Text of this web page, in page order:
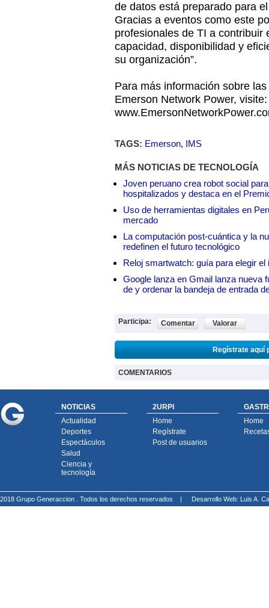
de datos está preparado para
Gracias a eventos como este
profesionales de TI a contribuir
capacidad, disponibilidad y
su organización”.
Para más información sobre
Emerson Network Power, visite:
TAGS: Emerson, IMS
MÁS NOTICIAS DE TECNOLOGÍA
Joven peruano crea robot social
hospitalizados y destaca en el
Uso de herramientas digitales en
mercado
La computación post-cuántica y la
redefinen el futuro tecnológico
Reloj smartwatch: guía para elegir el
Google lanza en Gmail lanza nueva
de y ordenar la bandeja de entrada
Participa: Comentar Valorar
Regístrate aquí
COMENTARIOS
NOTICIAS
Actualidad
Deportes
Espectáculos
Salud
Ciencia y
tecnología
2URPI
Home
Regístrate
Post de usuarios
Home
2018 Grupo Generaccion . Todos los derechos reservados | Desarrollo Web: Luis